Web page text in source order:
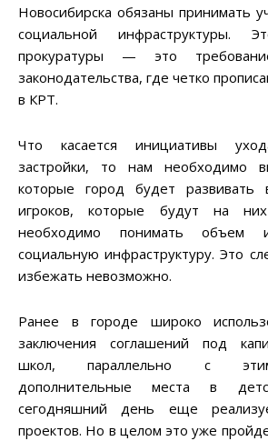
Новосибирска обязаны принимать
социальной инфраструктуры.
прокуратуры — это
законодательства, где четко
в КРТ.
Что касается инициативы
застройки, то нам необходимо
которые город будет развивать
игроков, которые будут на
необходимо понимать объем
социальную инфраструктуру. Это
избежать невозможно.
Ранее в городе широко
заключения соглашений под
школ, параллельно с этим
дополнительные места в
сегодняшний день еще
проектов. Но в целом это уже